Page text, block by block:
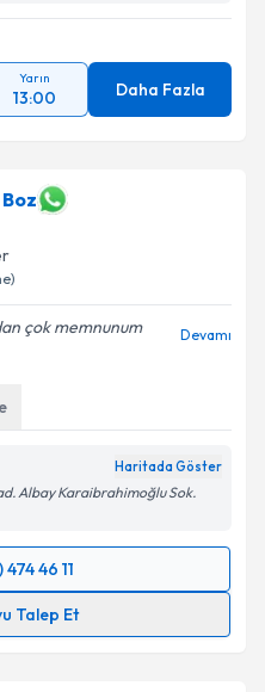
Yarın
13:00 Daha Fazla
çok memnunum
Devamı
Haritada Göster
Albay Karaibrahimoğlu Sok.
46 11
Talep Et